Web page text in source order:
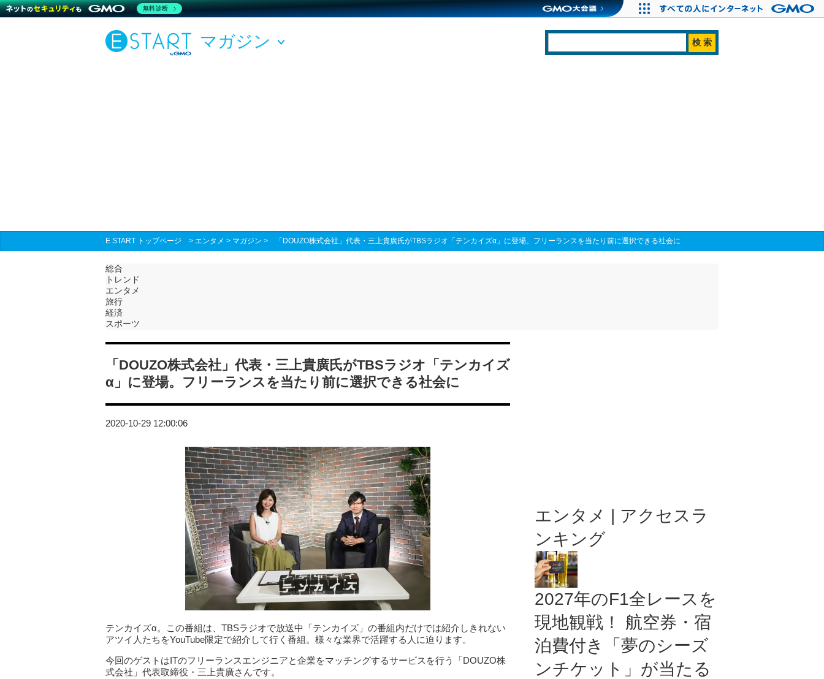
マガジン
E START トップページ > エンタメ > マガジン > 「DOUZO株式会社」代表・三上貴廣氏がTBSラジオ「テンカイズα」に登場。フリーランスを当たり前に選択できる社会に
総合
トレンド
エンタメ
旅行
経済
スポーツ
「DOUZO株式会社」代表・三上貴廣氏がTBSラジオ「テンカイズ
α」に登場。フリーランスを当たり前に選択できる社会に
2020-10-29 12:00:06
テンカイズα。この番組は、TBSラジオで放送中「テンカイズ」の番組内だけでは紹介しきれない
アツイ人たちをYouTube限定で紹介して行く番組。様々な業界で活躍する人に迫ります。
今回のゲストはITのフリーランスエンジニアと企業をマッチングするサービスを行う「DOUZO株
式会社」代表取締役・三上貴廣さんです。
エンタメ | アクセスラ
ンキング
2027年のF1全レースを
現地観戦！ 航空券・宿
泊費付き「夢のシーズ
ンチケット」が当たる
無料診断